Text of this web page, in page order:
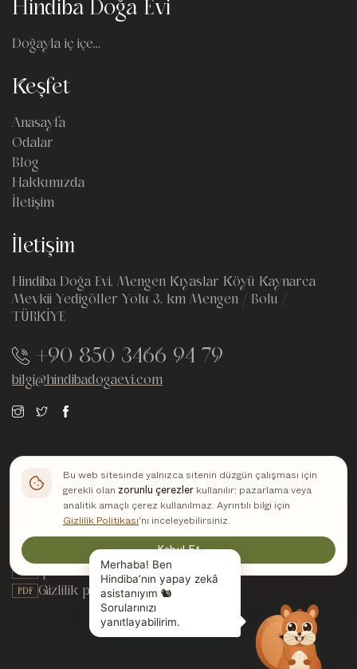
Hindiba Doğa Evi
Doğayla iç içe...
Keşfet
Anasayfa
Odalar
Blog
Hakkımızda
İletişim
İletişim
Hindiba Doğa Evi, Mengen Kıyaslar Köyü Kaynarca
Mevkii Yedigöller Yolu 3. km Mengen / Bolu /
TÜRKİYE
+90 850 3466 94 79
bilgi@hindibadogaevi.com
Yasal belgeler
PDF KVKK aydınlatma metni
İptal ve iade politikası
PDF Gizlilik politikası
Bu web sitesinde yalnızca sitenin düzgün çalışması için
gerekli olan zorunlu çerezler kullanılır; pazarlama veya
analitik amaçlı çerez kullanılmaz. Ayrıntılı bilgi için
Gizlilik Politikası'nı inceleyebilirsiniz.
Kabul Et